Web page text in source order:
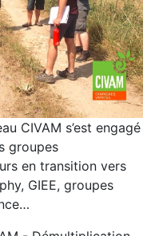
CIVAM s’est engagé
groupes
en transition vers
GIEE, groupes